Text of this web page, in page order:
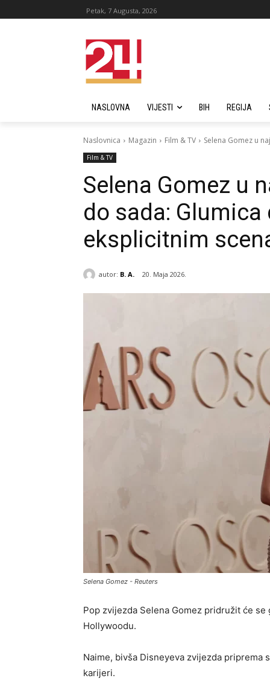
Petak, 7 Augusta, 2026
NASLOVNA VIJESTI BIH REGIJA
Naslovnica Magazin Film & TV Selena Gomez u
Film & TV
Selena Gomez u
do sada:
eksplicitnim
autor: B. A. 20. Maja 2026.
Selena Gomez - Reuters
Pop zvijezda Selena Gomez pridružit će
Hollywoodu.
Naime, bivša Disneyeva zvijezda priprema
karijeri.